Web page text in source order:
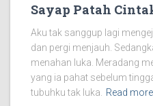
Sayap Patah
Aku tak sanggup lagi
dan pergi menjauh.
menahan luka. Meradang
yang ia pahat sebelum
tubuhku tak luka.
Read more